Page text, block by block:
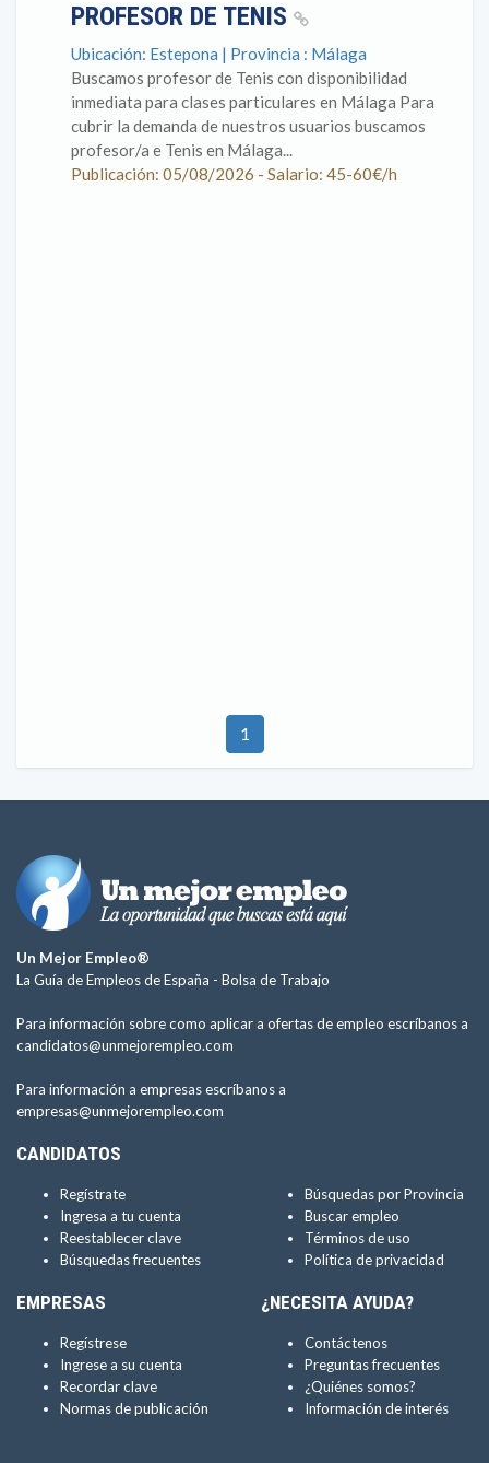
PROFESOR DE TENIS
Ubicación: Estepona | Provincia : Málaga
Buscamos profesor de Tenis con disponibilidad
inmediata para clases particulares en Málaga Para
cubrir la demanda de nuestros usuarios buscamos
profesor/a e Tenis en Málaga...
Publicación: 05/08/2026 - Salario: 45-60€/h
1
Un Mejor Empleo®
La Guía de Empleos de España - Bolsa de Trabajo
Para información sobre como aplicar a ofertas de empleo escríbanos a
candidatos@unmejorempleo.com
Para información a empresas escríbanos a
empresas@unmejorempleo.com
CANDIDATOS
Regístrate
Ingresa a tu cuenta
Reestablecer clave
Búsquedas frecuentes
Búsquedas por Provincia
Buscar empleo
Términos de uso
Política de privacidad
EMPRESAS
Regístrese
Ingrese a su cuenta
Recordar clave
Normas de publicación
¿NECESITA AYUDA?
Contáctenos
Preguntas frecuentes
¿Quiénes somos?
Información de interés